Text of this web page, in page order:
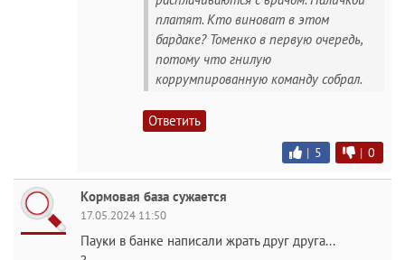
платят. Кто виноват в этом
бардаке? Томенко в первую очередь,
потому что гнилую
коррумпированную команду собрал.
Ответить
| 5 | 0
Кормовая база сужается
17.05.2024 11:50
Пауки в банке написали жрать друг друга...